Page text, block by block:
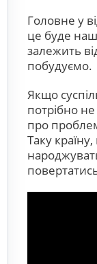
Головне у
це буде наш
залежить
побудуємо.
Якщо
потрібно
про
Таку